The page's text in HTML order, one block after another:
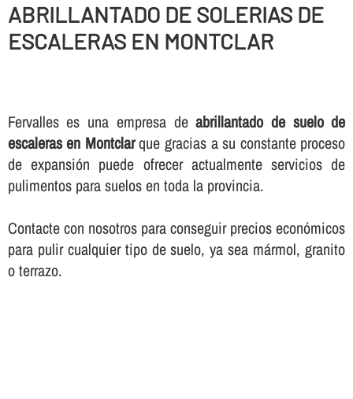
ABRILLANTADO DE SOLERIAS DE
ESCALERAS EN MONTCLAR
Fervalles es una empresa deabrillantado de suelo de
escaleras en Montclarque gracias a su constante proceso
de expansión puede ofrecer actualmente servicios de
pulimentos para suelos en toda la provincia.
Contacte con nosotros para conseguir precios económicos
para pulir cualquier tipo de suelo, ya sea mármol, granito
o terrazo.